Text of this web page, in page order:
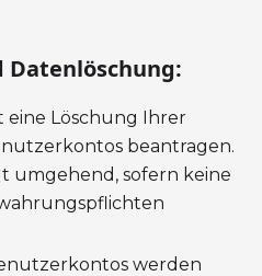
Datenlöschung:
eine Löschung Ihrer
beantragen.
umgehend, sofern keine
werden